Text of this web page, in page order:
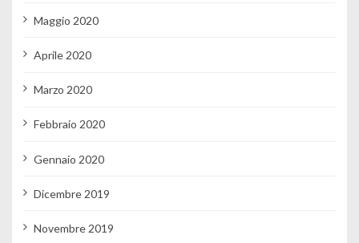
Maggio 2020
Aprile 2020
Marzo 2020
Febbraio 2020
Gennaio 2020
Dicembre 2019
Novembre 2019